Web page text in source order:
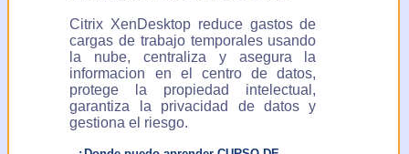
Citrix XenDesktop reduce gastos de
cargas de trabajo temporales usando
la nube, centraliza y asegura la
informacion en el centro de datos,
protege la propiedad intelectual,
garantiza la privacidad de datos y
gestiona el riesgo.